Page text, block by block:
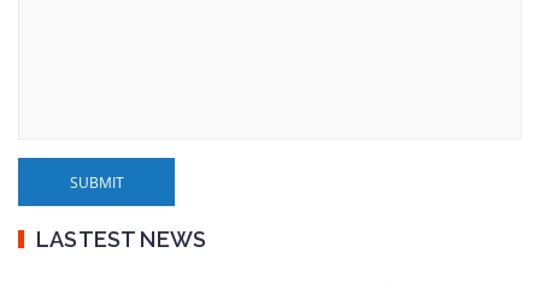
LASTEST NEWS